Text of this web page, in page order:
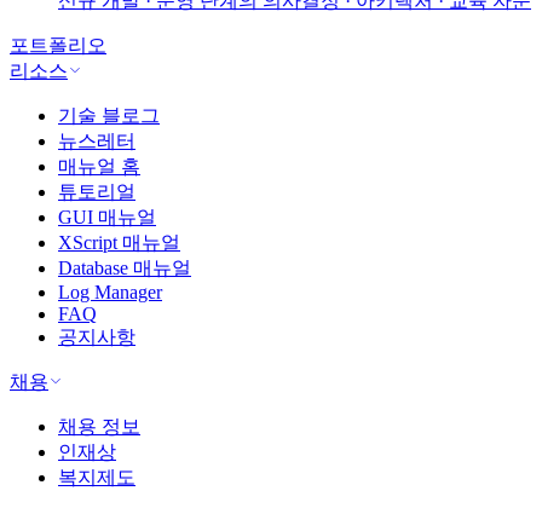
포트폴리오
리소스
기술 블로그
뉴스레터
매뉴얼 홈
튜토리얼
GUI 매뉴얼
XScript 매뉴얼
Database 매뉴얼
Log Manager
FAQ
공지사항
채용
채용 정보
인재상
복지제도